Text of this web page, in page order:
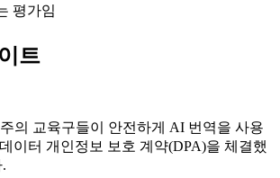
평가임
트
주의 교육구들이 안전하게 AI 번역을 사용
이터 개인정보 보호 계약(DPA)을 체결했